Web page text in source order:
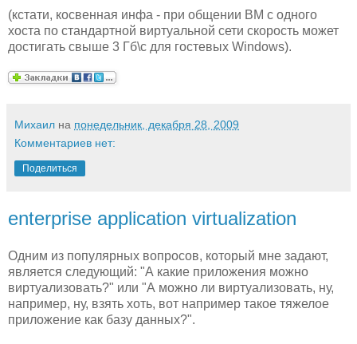
(кстати, косвенная инфа - при общении ВМ с одного
хоста по стандартной виртуальной сети скорость может
достигать свыше 3 Гб\с для гостевых Windows).
Михаил на понедельник, декабря 28, 2009
Комментариев нет:
Поделиться
enterprise application virtualization
Одним из популярных вопросов, который мне задают,
является следующий: "А какие приложения можно
виртуализовать?" или "А можно ли виртуализовать, ну,
например, ну, взять хоть, вот например такое тяжелое
приложение как базу данных?".